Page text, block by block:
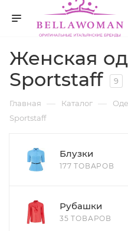
Женская
Sportstaff
9
Главная — Каталог —
Sportstaff
Блузки
177 ТОВАРОВ
Рубашки
35 ТОВАРОВ